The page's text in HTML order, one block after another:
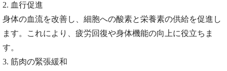
2. 血行促進
身体の血流を改善し、細胞への酸素と栄養素の供給を促進し
ます。これにより、疲労回復や身体機能の向上に役立ちま
す。
3. 筋肉の緊張緩和